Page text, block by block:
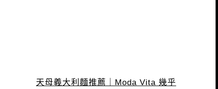
天母義大利麵推薦｜Moda Vita 幾乎